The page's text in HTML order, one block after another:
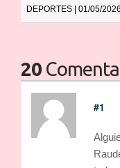
DEPORTES | 01/05/2026
20
#1